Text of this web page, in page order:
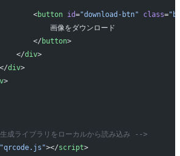
<
button id="download-btn" class=
画像をダウンロード
</
button>
</
div>
div>
>
成ライブラリをローカルから読み込み -->
></script>